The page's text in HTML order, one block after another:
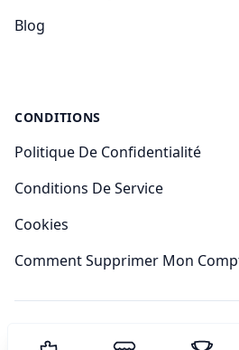
Blog
CONDITIONS
Politique De Confidentialité
Conditions De Service
Cookies
Comment Supprimer Mon
© 2024 Sudoku Academy.Tous